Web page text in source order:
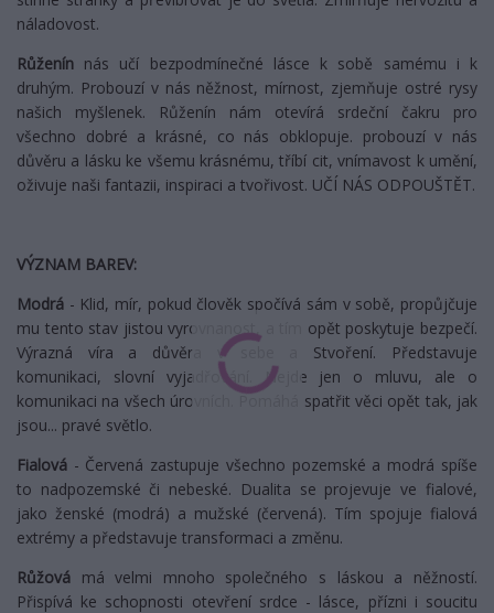
náladovost.
Růženín nás učí bezpodmínečné lásce k sobě samému i k
druhým. Probouzí v nás něžnost, mírnost, zjemňuje ostré rysy
našich myšlenek. Růženín nám otevírá srdeční čakru pro
všechno dobré a krásné, co nás obklopuje. probouzí v nás
důvěru a lásku ke všemu krásnému, tříbí cit, vnímavost k umění,
oživuje naši fantazii, inspiraci a tvořivost. UČÍ NÁS ODPOUŠTĚT.
VÝZNAM BAREV:
Modrá - Klid, mír, pokud člověk spočívá sám v sobě, propůjčuje
mu tento stav jistou vyrovnanost, a tím opět poskytuje bezpečí.
Výrazná víra a důvěra v sebe a Stvoření. Představuje
komunikaci, slovní vyjadřování. Nejde jen o mluvu, ale o
komunikaci na všech úrovních. Pomáhá spatřit věci opět tak, jak
jsou... pravé světlo.
Fialová - Červená zastupuje všechno pozemské a modrá spíše
to nadpozemské či nebeské. Dualita se projevuje ve fialové,
jako ženské (modrá) a mužské (červená). Tím spojuje fialová
extrémy a představuje transformaci a změnu.
Růžová má velmi mnoho společného s láskou a něžností.
Přispívá ke schopnosti otevření srdce - lásce, přízni i soucitu